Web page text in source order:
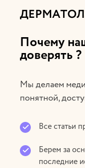
Почему
доверять ?
Мы делаем
понятной,
Все статьи
Берем за
последние